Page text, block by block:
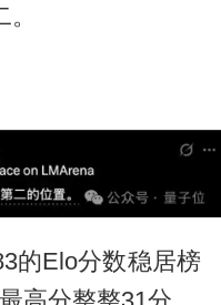
的Elo分数稳居榜